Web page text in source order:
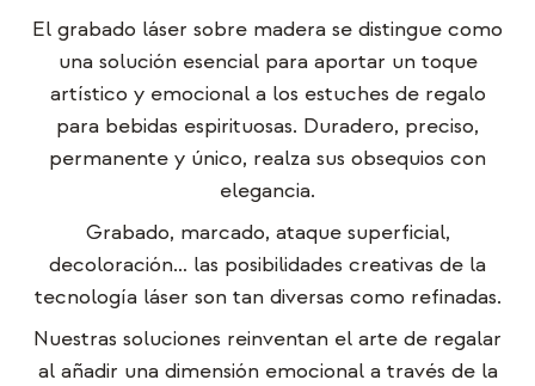
El grabado láser sobre madera se distingue como
una solución esencial para aportar un toque
artístico y emocional a los estuches de regalo
para bebidas espirituosas. Duradero, preciso,
permanente y único, realza sus obsequios con
elegancia.
Grabado, marcado, ataque superficial,
decoloración… las posibilidades creativas de la
tecnología láser son tan diversas como refinadas.
Nuestras soluciones reinventan el arte de regalar
al añadir una dimensión emocional a través de la